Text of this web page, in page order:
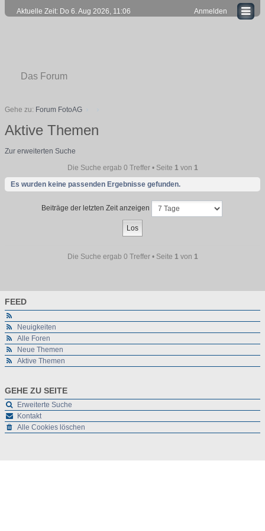
Anmelden
Aktuelle Zeit: Do 6. Aug 2026, 11:06
Das Forum
Gehe zu: Forum FotoAG
Aktive Themen
Zur erweiterten Suche
Die Suche ergab 0 Treffer • Seite 1von 1
Es wurden keine passenden Ergebnisse gefunden.
Beiträge der letzten Zeit anzeigen
Die Suche ergab 0 Treffer • Seite 1von 1
FEED
Neuigkeiten
Alle Foren
Neue Themen
Aktive Themen
GEHE ZU SEITE
Erweiterte Suche
Kontakt
Alle Cookies löschen